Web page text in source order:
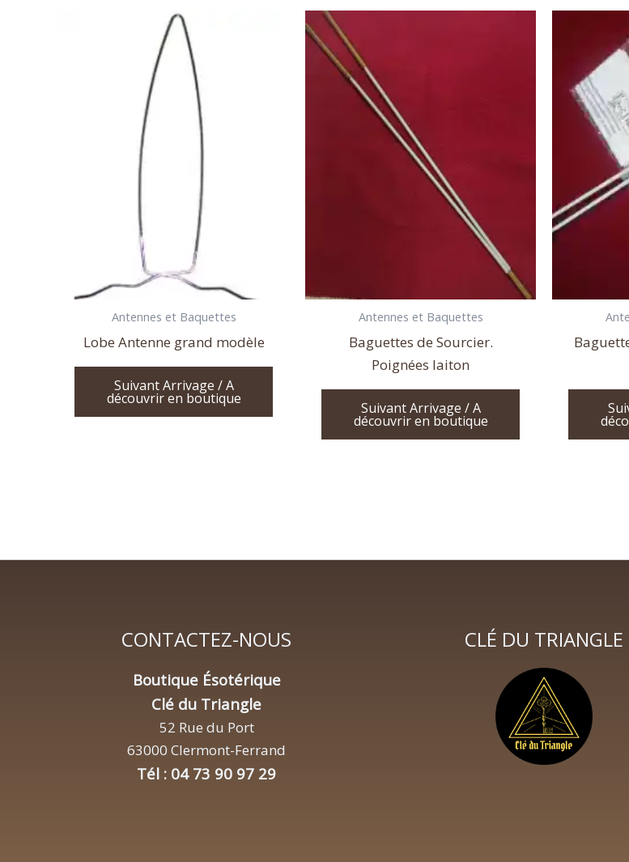
Antennes et Baquettes
Lobe Antenne grand modèle
Suivant Arrivage / A
découvrir en boutique
Antennes et Baquettes
Baguettes de Sourcier.
Poignées laiton
Suivant Arrivage / A
découvrir en boutique
CONTACTEZ-NOUS
Boutique Ésotérique
Clé du Triangle
52 Rue du Port
63000 Clermont-Ferrand
Tél : 04 73 90 97 29
CLÉ DU TRIANGLE